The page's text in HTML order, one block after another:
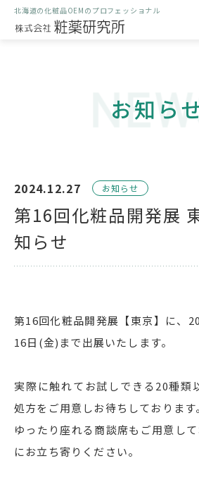
北海道の化粧品OEMのプロフェッショナル
製品化までの流れ
はじめての方へ
会社案内
お知らせ
採用情報
011-595-8491
お知ら
2024.12.27 お知らせ
第16回化粧品開発展
知らせ
第16回化粧品開発展【東京】に、
16日(金)まで出展いたします。
実際に触れてお試しできる20種類
処方をご用意しお待ちしております。
ゆったり座れる商談席もご用意し
にお立ち寄りください。